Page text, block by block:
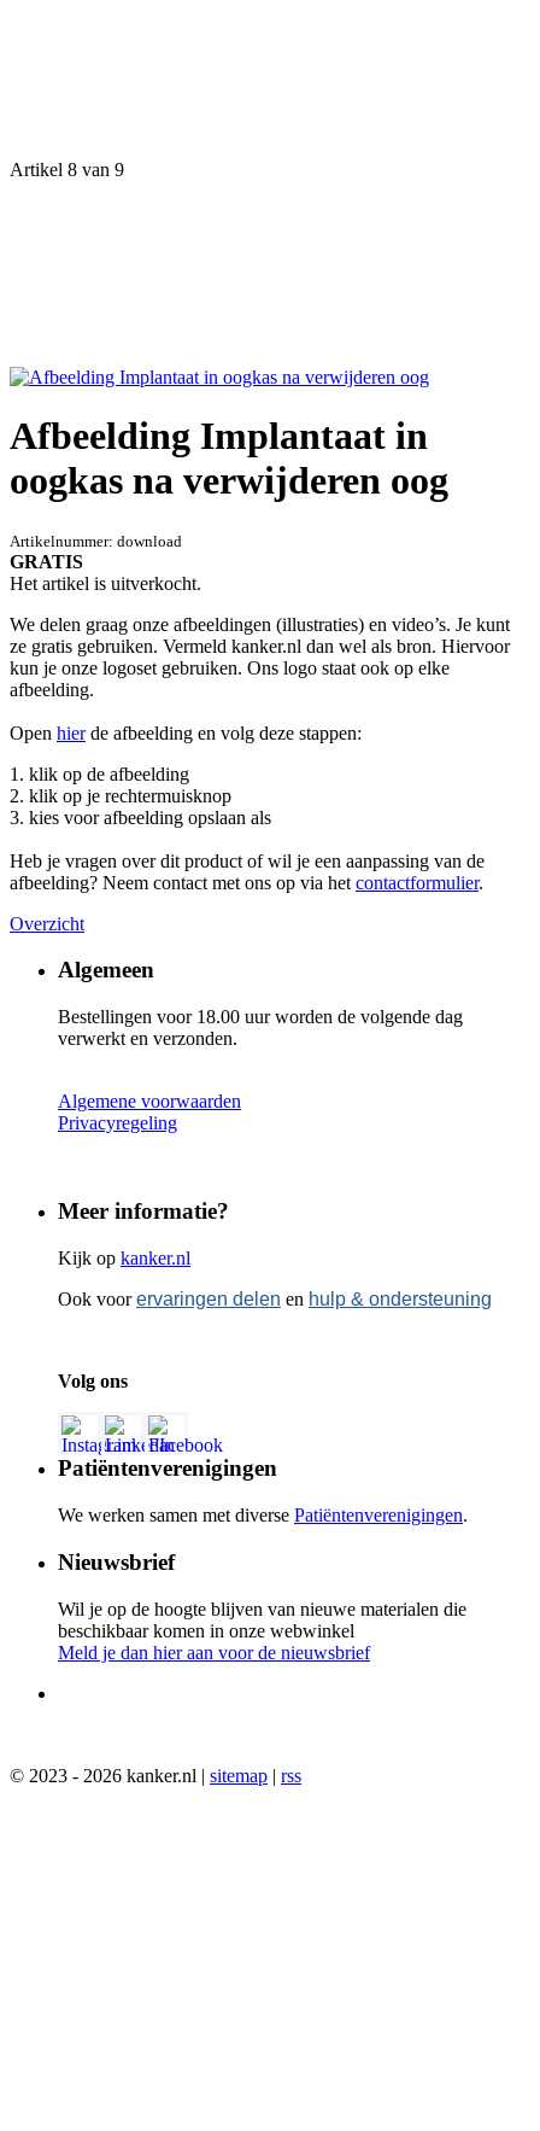
Artikel 8 van 9
Afbeelding Implantaat in
oogkas na verwijderen oog
Artikelnummer: download
GRATIS
Het artikel is uitverkocht.
We delen graag onze afbeeldingen (illustraties) en video’s. Je kunt
ze gratis gebruiken. Vermeld kanker.nl dan wel als bron. Hiervoor
kun je onze logoset gebruiken. Ons logo staat ook op elke
afbeelding.
Open hierde afbeelding en volg deze stappen:
1. klik op de afbeelding
2. klik op je rechtermuisknop
3. kies voor afbeelding opslaan als
Heb je vragen over dit product of wil je een aanpassing van de
afbeelding? Neem contact met ons op via het contactformulier.
Overzicht
Algemeen
Bestellingen voor 18.00 uur worden de volgende dag
verwerkt en verzonden.
Algemene voorwaarden
Privacyregeling
Meer informatie?
Kijk op kanker.nl
Ook voorervaringen delen en hulp & ondersteuning
Volg ons
Patiëntenverenigingen
We werken samen met diverse Patiëntenverenigingen.
Nieuwsbrief
Wil je op de hoogte blijven van nieuwe materialen die
beschikbaar komen in onze webwinkel
Meld je dan hier aan voor de nieuwsbrief
© 2023 - 2026 kanker.nl | sitemap | rss